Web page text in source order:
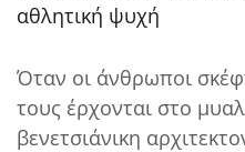
αθλητική ψυχή
Όταν οι άνθρωποι
τους έρχονται στο
βενετσιάνικη